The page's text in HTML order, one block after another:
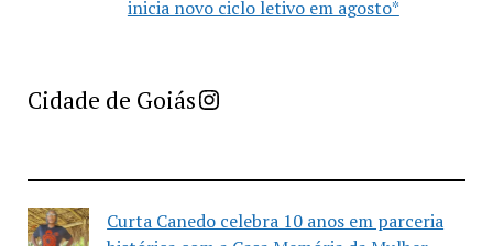
inicia novo ciclo letivo em agosto*
Cidade de GoiásImprensa Criativa da Cidade de Goiás
Curta Canedo celebra 10 anos em parceria